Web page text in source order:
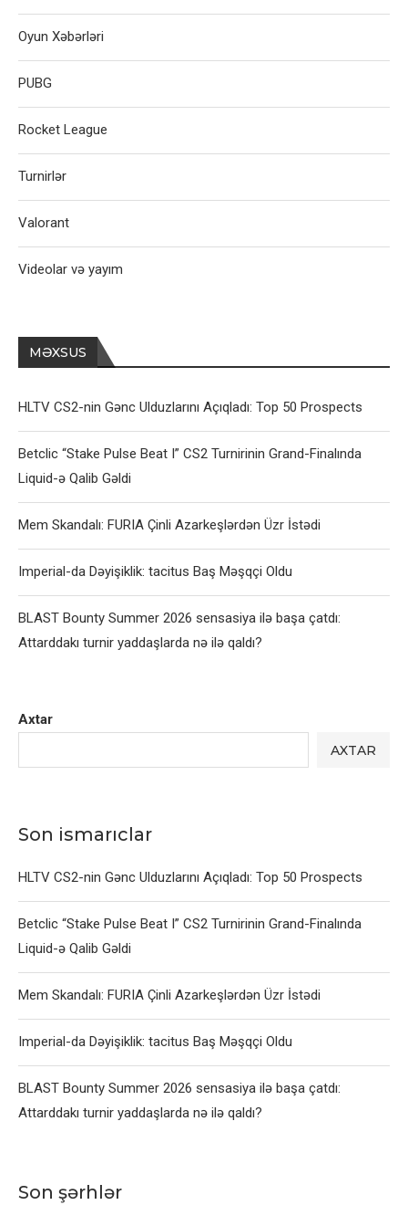
Axtar
AXTAR
Son ismarıclar
HLTV CS2-nin Gənc Ulduzlarını Açıqladı: Top 50 Prospects
Betclic “Stake Pulse Beat I” CS2 Turnirinin Grand-Finalında
Liquid-ə Qalib Gəldi
Mem Skandalı: FURIA Çinli Azarkeşlərdən Üzr İstədi
Imperial-da Dəyişiklik: tacitus Baş Məşqçi Oldu
BLAST Bounty Summer 2026 sensasiya ilə başa çatdı:
Attarddakı turnir yaddaşlarda nə ilə qaldı?
Son şərhlər
Oyun Xəbərləri
PUBG
Rocket League
Turnirlər
Valorant
Videolar və yayım
MƏXSUS
HLTV CS2-nin Gənc Ulduzlarını Açıqladı: Top 50 Prospects
Betclic “Stake Pulse Beat I” CS2 Turnirinin Grand-Finalında
Liquid-ə Qalib Gəldi
Mem Skandalı: FURIA Çinli Azarkeşlərdən Üzr İstədi
Imperial-da Dəyişiklik: tacitus Baş Məşqçi Oldu
BLAST Bounty Summer 2026 sensasiya ilə başa çatdı:
Attarddakı turnir yaddaşlarda nə ilə qaldı?